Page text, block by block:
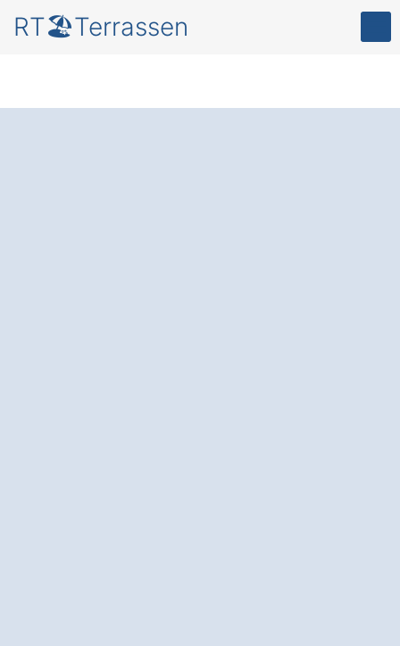
RT🏖️Terrassen